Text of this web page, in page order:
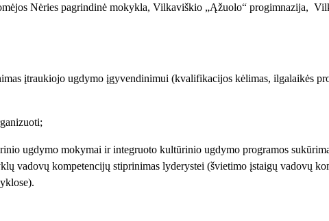
Nėries pagrindinė mokykla, Vilkaviškio „Ąžuolo“ progimnazija,
įtraukiojo ugdymo įgyvendinimui (kvalifikacijos kėlimas, ilgalaikės
ugdymo mokymai ir integruoto kultūrinio ugdymo programos
vadovų kompetencijų stiprinimas lyderystei (švietimo įstaigų vadovų